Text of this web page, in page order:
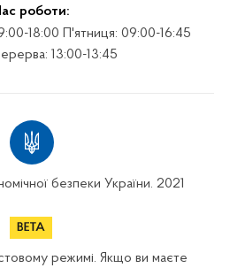
роботи:
18:00 П'ятниця: 09:00-16:45
13:00-13:45
безпеки України. 2021
режимі. Якщо ви маєте